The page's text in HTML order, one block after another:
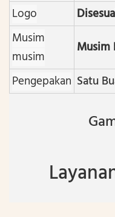
Logo
Musim
musim
Musim
Pengepakan Satu